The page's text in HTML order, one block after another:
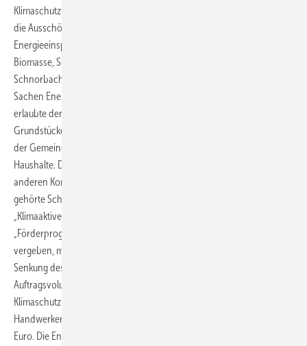
Klimaschutzkonzept beschlossenen, mit dem kommunale Akteure auf
die Ausschöpfung der lokal vorhandenen
Energieeinsparmöglichkeiten und regenerative Energien aus
Biomasse, Sonne und Wind setzen. Gemeinden wie beispielsweise
Schnorbach, Neuerkirch und Külz sind mit ihrem Engagement in
Sachen Energiewende und Klimaschutz Vorbilder. Schnorbach
erlaubte den Bau von zwei Windenergieanlagen auf gemeindeeigenen
Grundstücken. Die Pachteinnahmen fließen in die lokale Entwicklung
der Gemeinde, darunter in Energiesparmaßnahmen für die rund 95
Haushalte. Das ‚Schnorbacher Modell‘ wurde inzwischen von vielen
anderen Kommunen in Rheinland-Pfalz übernommen. Ende 2017
gehörte Schnorbach zu den Gewinnern beim Wettbewerb
„Klimaaktive Kommune 2017“. Die Auszeichnung wurde für das Projekt
„Förderprogramm bringt Energieeinsparung im ganzen Dorf“
vergeben, mit der die Gemeinde Bürger finanziell bei Maßnahmen zur
Senkung des privaten Energieverbrauchs unterstützt. Das
Auftragsvolumen, das durch die kommunalen
Klimaschutzmaßnahmen ausgelöst wurde, lag für die heimischen
Handwerker und den Handel in den Jahren 2015 bis 2017 bei 312.000
Euro. Die Energieeinspareffekte liegen auf Seiten der Bürger bei rund